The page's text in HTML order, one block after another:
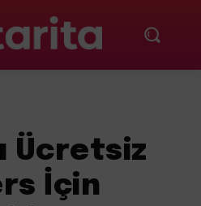
Ücretsiz
İçin